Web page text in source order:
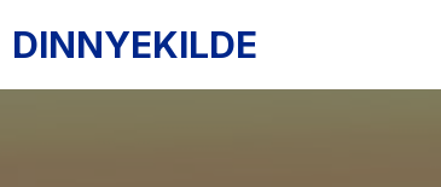
DINNYEKILDE